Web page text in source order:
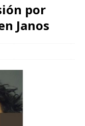
por
Janos